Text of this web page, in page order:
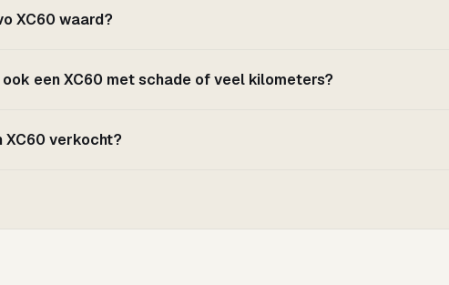
XC60 waard?
een XC60 met schade of veel kilometers?
XC60 verkocht?